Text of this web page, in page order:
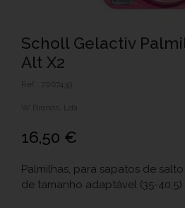
Scholl Gelactiv
Alt X2
Ref.: 7067439
16,50 €
Palmilhas, para sapatos de salto
de tamanho adaptável (35-40,5)